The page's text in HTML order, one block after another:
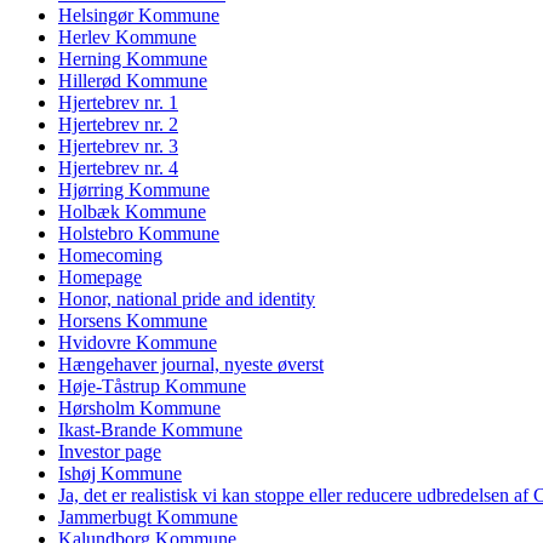
Helsingør Kommune
Herlev Kommune
Herning Kommune
Hillerød Kommune
Hjertebrev nr. 1
Hjertebrev nr. 2
Hjertebrev nr. 3
Hjertebrev nr. 4
Hjørring Kommune
Holbæk Kommune
Holstebro Kommune
Homecoming
Homepage
Honor, national pride and identity
Horsens Kommune
Hvidovre Kommune
Hængehaver journal, nyeste øverst
Høje-Tåstrup Kommune
Hørsholm Kommune
Ikast-Brande Kommune
Investor page
Ishøj Kommune
Ja, det er realistisk vi kan stoppe eller reducere udbredelsen af
Jammerbugt Kommune